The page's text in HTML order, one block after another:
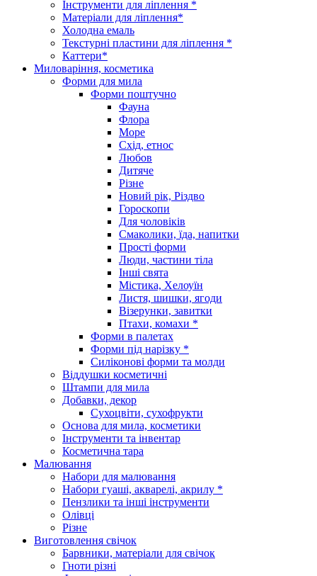
Інструменти для ліплення *
Матеріали для ліплення*
Холодна емаль
Текстурні пластини для ліплення *
Каттери*
Миловаріння, косметика
Форми для мила
Форми поштучно
Фауна
Флора
Море
Схід, етнос
Любов
Дитяче
Різне
Новий рік, Різдво
Гороскопи
Для чоловіків
Смаколики, їда, напитки
Прості форми
Люди, частини тіла
Інші свята
Містика, Хелоуїн
Листя, шишки, ягоди
Візерунки, завитки
Птахи, комахи *
Форми в палетах
Форми під нарізку *
Силіконові форми та молди
Віддушки косметичні
Штампи для мила
Добавки, декор
Сухоцвіти, сухофрукти
Основа для мила, косметики
Інструменти та інвентар
Косметична тара
Малювання
Набори для малювання
Набори гуаші, акварелі, акрилу *
Пензлики та інші інструменти
Олівці
Різне
Виготовлення свічок
Барвники, матеріали для свічок
Гноти різні